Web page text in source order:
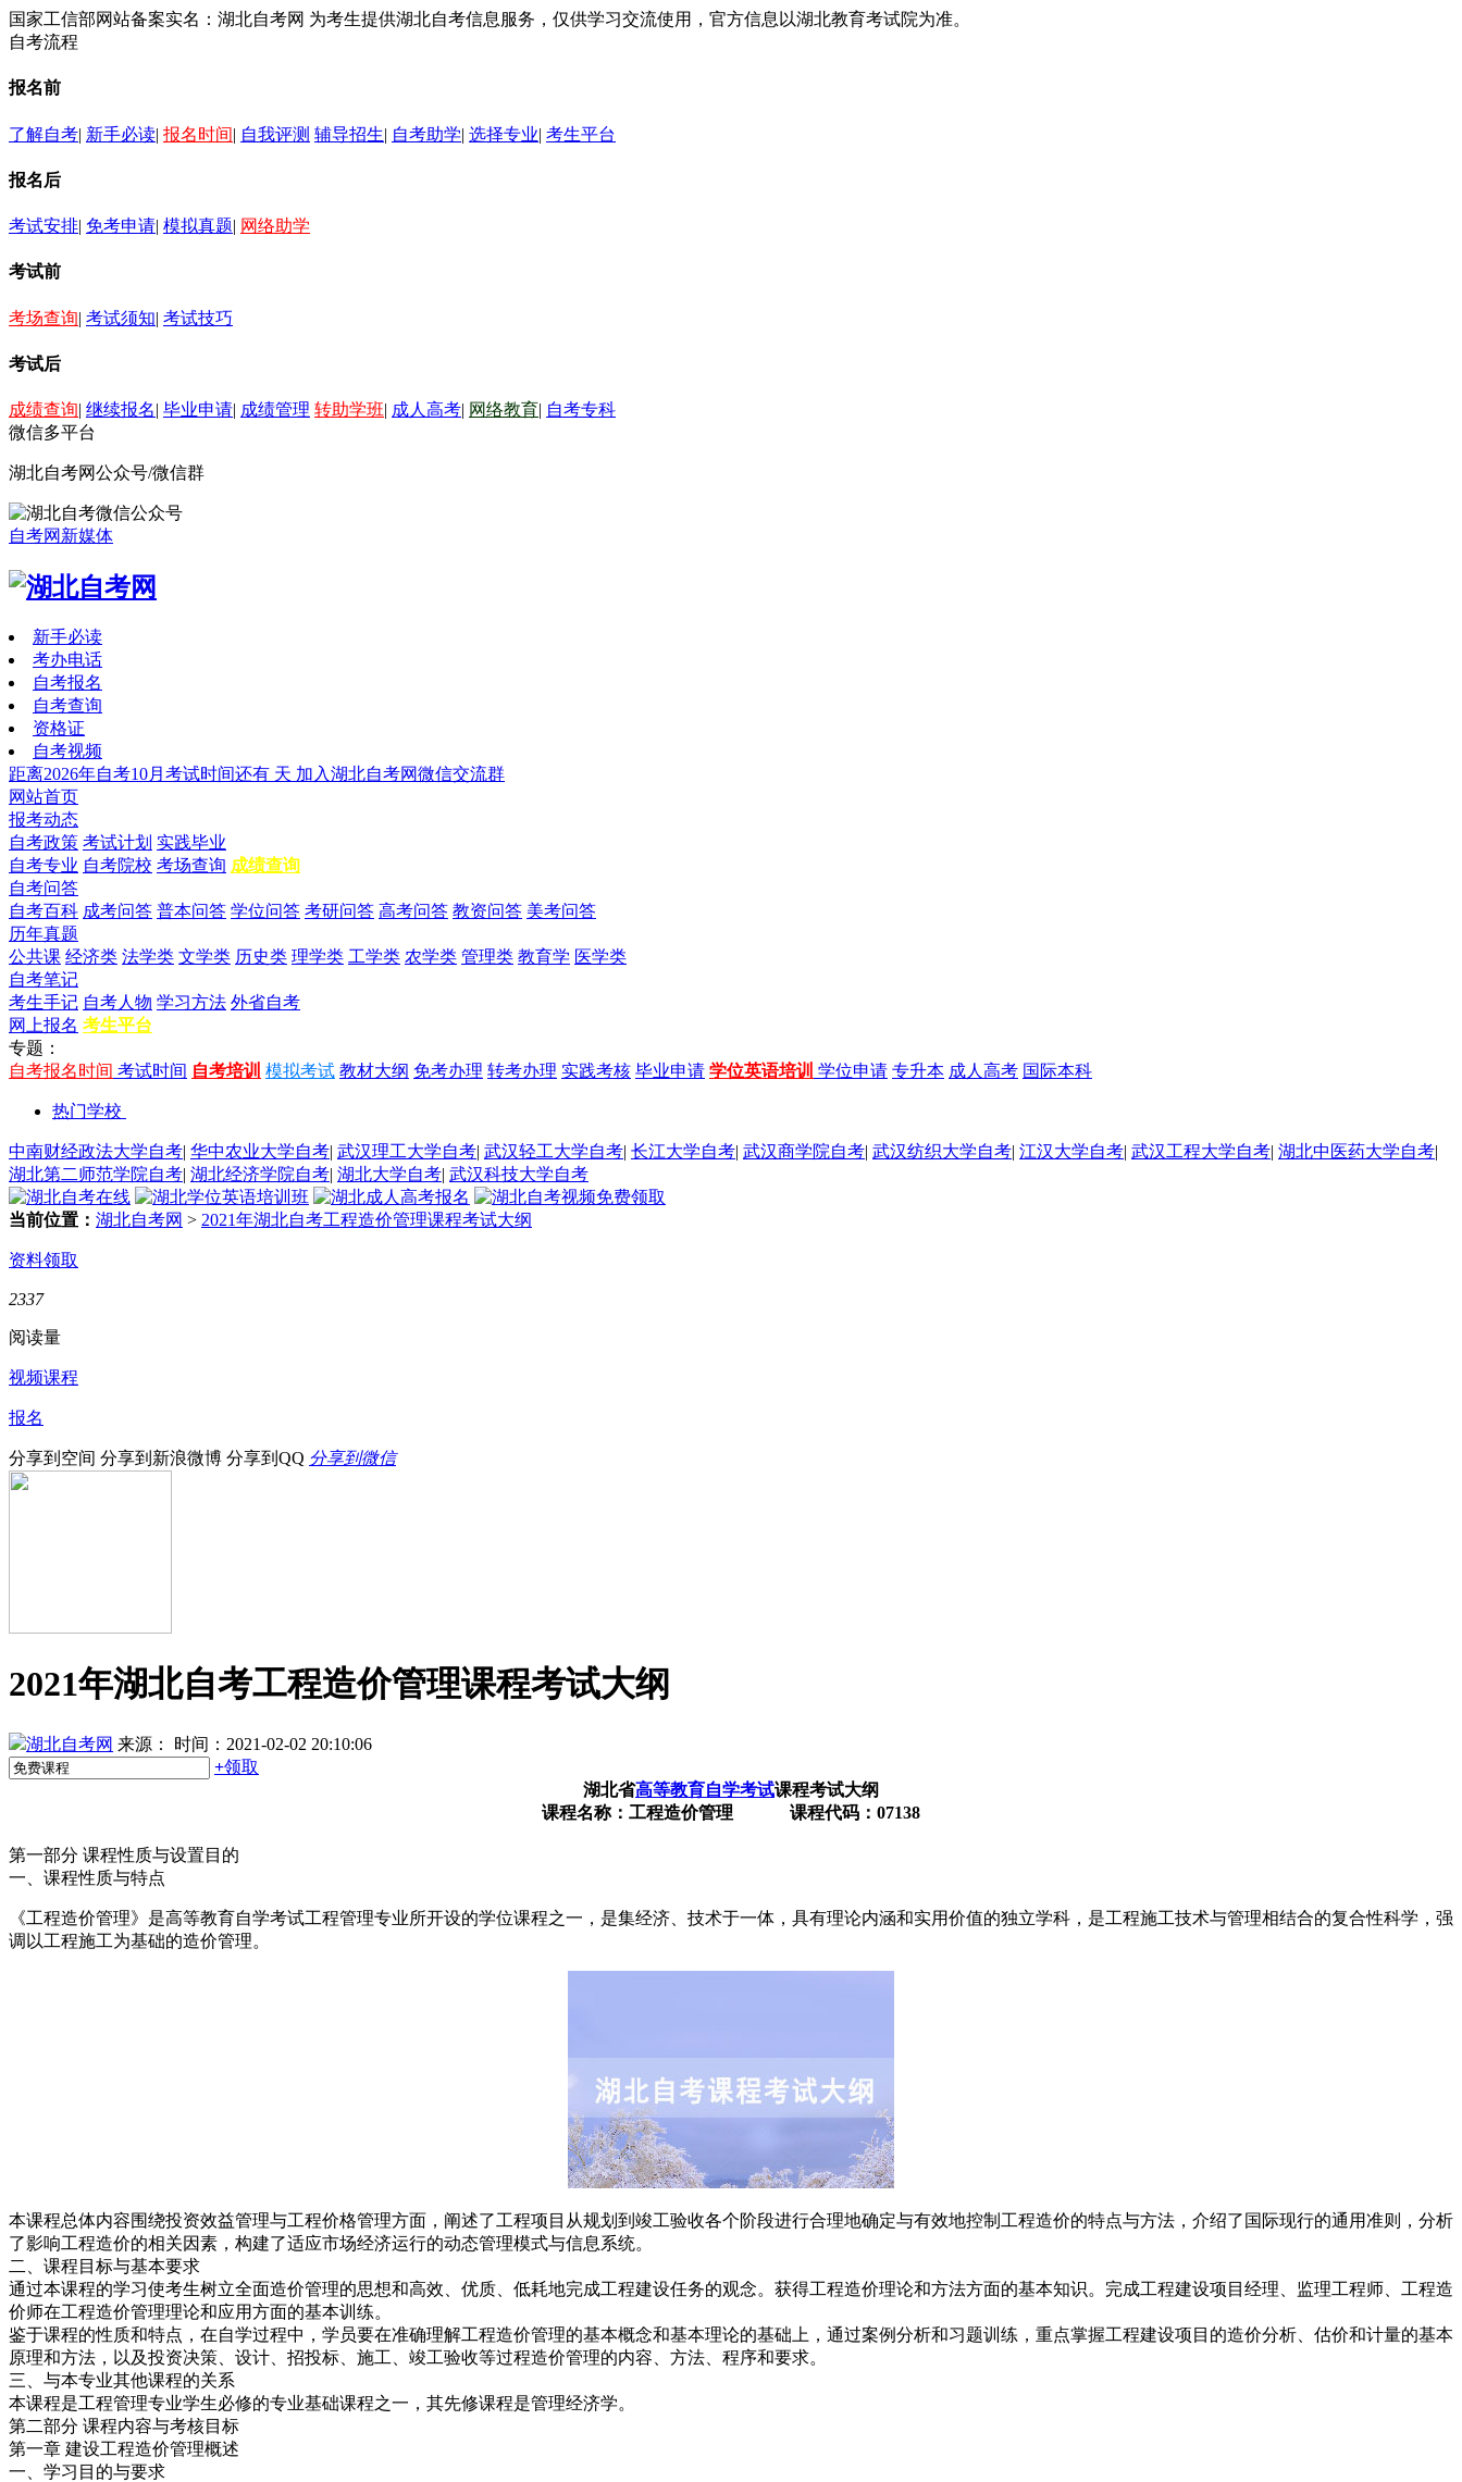
国家工信部网站备案实名：湖北自考网 为考生提供湖北自考信息服务，仅供学习交流使用，官方信息以湖北教育考试院为准。
自考流程
报名前
了解自考| 新手必读| 报名时间| 自我评测 辅导招生| 自考助学| 选择专业| 考生平台
报名后
考试安排| 免考申请| 模拟真题| 网络助学
考试前
考场查询| 考试须知| 考试技巧
考试后
成绩查询| 继续报名| 毕业申请| 成绩管理 转助学班| 成人高考| 网络教育| 自考专科
微信多平台
湖北自考网公众号/微信群
自考网新媒体
新手必读
考办电话
自考报名
自考查询
资格证
自考视频
距离2026年自考10月考试时间还有 天 加入湖北自考网微信交流群
网站首页
报考动态
自考政策 考试计划 实践毕业
自考专业 自考院校 考场查询 成绩查询
自考问答
自考百科 成考问答 普本问答 学位问答 考研问答 高考问答 教资问答 美考问答
历年真题
公共课 经济类 法学类 文学类 历史类 理学类 工学类 农学类 管理类 教育学 医学类
自考笔记
考生手记 自考人物 学习方法 外省自考
网上报名 考生平台
专题：
自考报名时间 考试时间 自考培训 模拟考试 教材大纲 免考办理 转考办理 实践考核 毕业申请 学位英语培训 学位申请 专升本 成人高考 国际本科
热门学校
中南财经政法大学自考| 华中农业大学自考| 武汉理工大学自考| 武汉轻工大学自考| 长江大学自考| 武汉商学院自考| 武汉纺织大学自考| 江汉大学自考| 武汉工程大学自考| 湖北中医药大学自考|
湖北第二师范学院自考| 湖北经济学院自考| 湖北大学自考| 武汉科技大学自考
当前位置： 湖北自考网 > 2021年湖北自考工程造价管理课程考试大纲
资料领取
2337
阅读量
视频课程
报名
分享到空间 分享到新浪微博 分享到QQ 分享到微信
2021年湖北自考工程造价管理课程考试大纲
湖北自考网 来源：
时间：2021-02-02 20:10:06
+领取
湖北省高等教育自学考试课程考试大纲
课程名称：工程造价管理 课程代码：07138
第一部分 课程性质与设置目的
一、课程性质与特点
《工程造价管理》是高等教育自学考试工程管理专业所开设的学位课程之一，是集经济、技术于一体，具有理论内涵和实用价值的独立学科，是工程施工技术与管理相结合的复合性科学，强
调以工程施工为基础的造价管理。
本课程总体内容围绕投资效益管理与工程价格管理方面，阐述了工程项目从规划到竣工验收各个阶段进行合理地确定与有效地控制工程造价的特点与方法，介绍了国际现行的通用准则，分析
了影响工程造价的相关因素，构建了适应市场经济运行的动态管理模式与信息系统。
二、课程目标与基本要求
通过本课程的学习使考生树立全面造价管理的思想和高效、优质、低耗地完成工程建设任务的观念。获得工程造价理论和方法方面的基本知识。完成工程建设项目经理、监理工程师、工程造
价师在工程造价管理理论和应用方面的基本训练。
鉴于课程的性质和特点，在自学过程中，学员要在准确理解工程造价管理的基本概念和基本理论的基础上，通过案例分析和习题训练，重点掌握工程建设项目的造价分析、估价和计量的基本
原理和方法，以及投资决策、设计、招投标、施工、竣工验收等过程造价管理的内容、方法、程序和要求。
三、与本专业其他课程的关系
本课程是工程管理专业学生必修的专业基础课程之一，其先修课程是管理经济学。
第二部分 课程内容与考核目标
第一章 建设工程造价管理概述
一、学习目的与要求